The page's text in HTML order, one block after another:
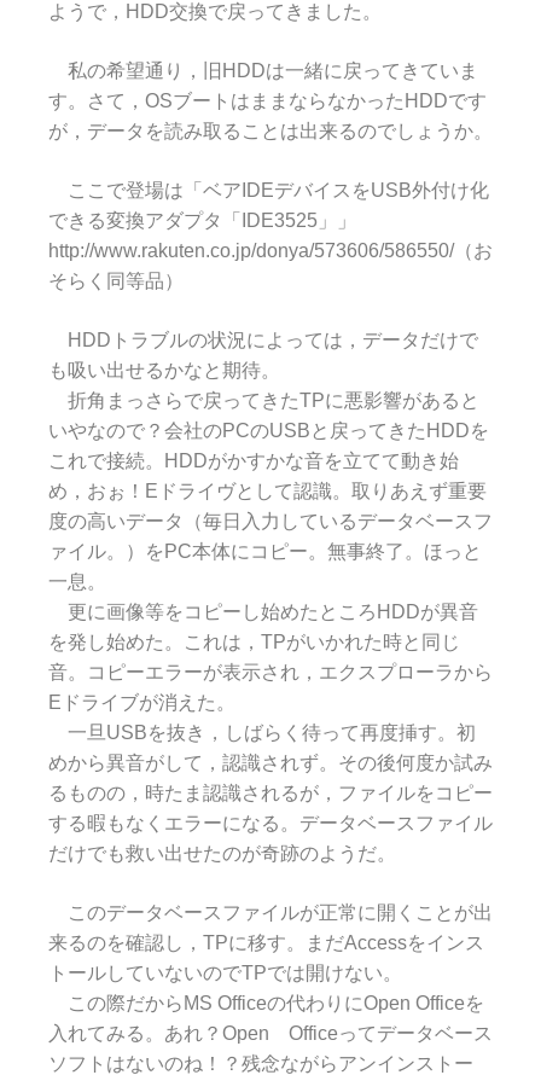
ようで，HDD交換で戻ってきました。
私の希望通り，旧HDDは一緒に戻ってきていま
す。さて，OSブートはままならなかったHDDです
が，データを読み取ることは出来るのでしょうか。
ここで登場は「ベアIDEデバイスをUSB外付け化
できる変換アダプタ「IDE3525」」
http://www.rakuten.co.jp/donya/573606/586550/（お
そらく同等品）
HDDトラブルの状況によっては，データだけで
も吸い出せるかなと期待。
折角まっさらで戻ってきたTPに悪影響があると
いやなので？会社のPCのUSBと戻ってきたHDDを
これで接続。HDDがかすかな音を立てて動き始
め，おぉ！Eドライヴとして認識。取りあえず重要
度の高いデータ（毎日入力しているデータベースフ
ァイル。）をPC本体にコピー。無事終了。ほっと
一息。
更に画像等をコピーし始めたところHDDが異音
を発し始めた。これは，TPがいかれた時と同じ
音。コピーエラーが表示され，エクスプローラから
Eドライブが消えた。
一旦USBを抜き，しばらく待って再度挿す。初
めから異音がして，認識されず。その後何度か試み
るものの，時たま認識されるが，ファイルをコピー
する暇もなくエラーになる。データベースファイル
だけでも救い出せたのが奇跡のようだ。
このデータベースファイルが正常に開くことが出
来るのを確認し，TPに移す。まだAccessをインス
トールしていないのでTPでは開けない。
この際だからMS Officeの代わりにOpen Officeを
入れてみる。あれ？Open Officeってデータベース
ソフトはないのね！？残念ながらアンインストー